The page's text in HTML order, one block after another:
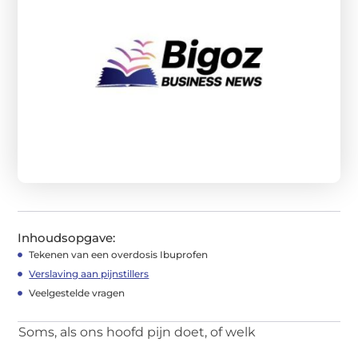
Inhoudsopgave:
Tekenen van een overdosis Ibuprofen
Verslaving aan pijnstillers
Veelgestelde vragen
Soms, als ons hoofd pijn doet, of welk